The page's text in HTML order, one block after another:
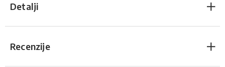
Detalji
Recenzije